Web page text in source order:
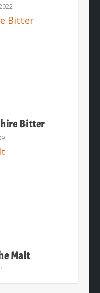
Bitter
Malt